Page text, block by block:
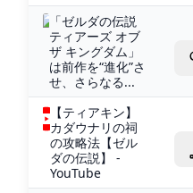
「ゼルダの伝説
ティアーズ オブ
ザ キングダム」
は前作を“進化”さ
せ、さらなる...
【ティアキン】
カダウナリの祠
の攻略法【ゼル
ダの伝説】 -
YouTube